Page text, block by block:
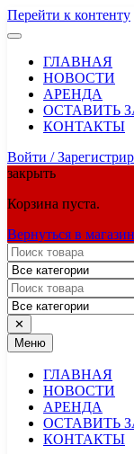
Перейти к контенту
ГЛАВНАЯ
НОВОСТИ
АРЕНДА
ОСТАВИТЬ
КОНТАКТЫ
Войти /
закрыть
Корзина пуста.
Вернуться в магазин
✕
Меню
ГЛАВНАЯ
НОВОСТИ
АРЕНДА
ОСТАВИТЬ
КОНТАКТЫ